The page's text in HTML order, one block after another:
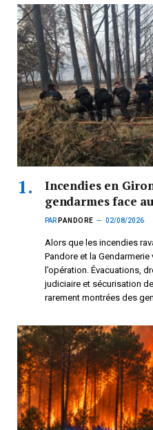
Incendies en
gendarmes face
PAR PANDORE 02/08/2026
Alors que les incendies
Pandore et la
l’opération. Évacuations,
judiciaire et sécurisation
rarement montrées des